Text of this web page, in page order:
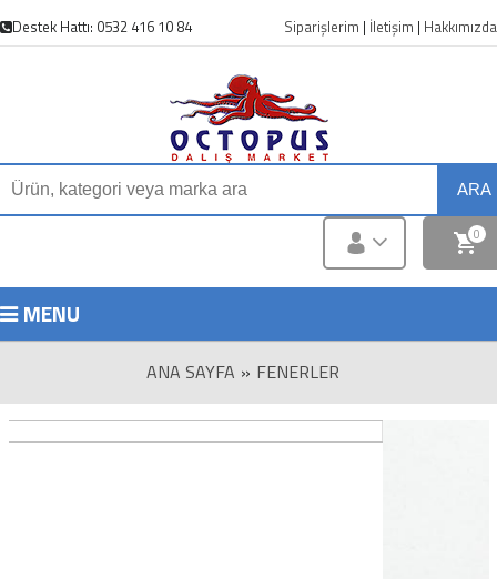
Destek Hattı: 0532 416 10 84 Siparişlerim | İletişim | Hakkımızda
ARA
0
MENU
ANA SAYFA » FENERLER